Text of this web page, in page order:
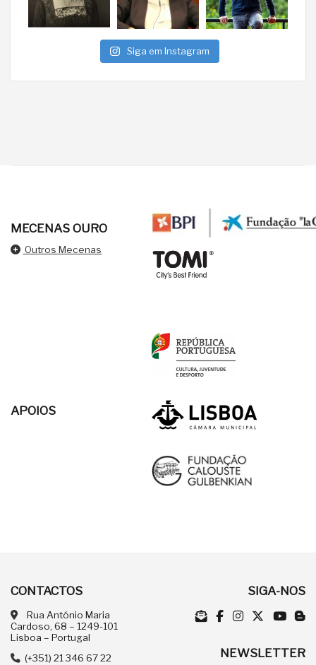
Siga em Instagram
MECENAS OURO
Outros Mecenas
APOIOS
CONTACTOS
Rua António Maria
Cardoso, 68 – 1249-101
Lisboa – Portugal
(+351) 21 346 67 22
SIGA-NOS
NEWSLETTER